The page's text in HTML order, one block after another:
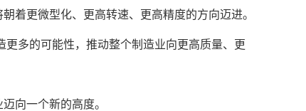
着更微型化、更高转速、更高精度的方向迈进。
多的可能性，推动整个制造业向更高质量、更
向一个新的高度。